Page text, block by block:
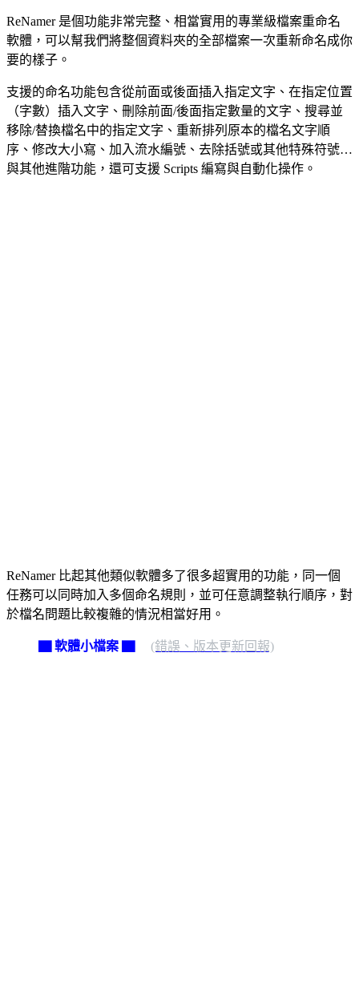
ReNamer 是個功能非常完整、相當實用的專業級檔案重命名
軟體，可以幫我們將整個資料夾的全部檔案一次重新命名成你
要的樣子。
支援的命名功能包含從前面或後面插入指定文字、在指定位置
（字數）插入文字、刪除前面/後面指定數量的文字、搜尋並
移除/替換檔名中的指定文字、重新排列原本的檔名文字順
序、修改大小寫、加入流水編號、去除括號或其他特殊符號…
與其他進階功能，還可支援 Scripts 編寫與自動化操作。
ReNamer 比起其他類似軟體多了很多超實用的功能，同一個
任務可以同時加入多個命名規則，並可任意調整執行順序，對
於檔名問題比較複雜的情況相當好用。
▇ 軟體小檔案 ▇ (錯誤、版本更新回報)